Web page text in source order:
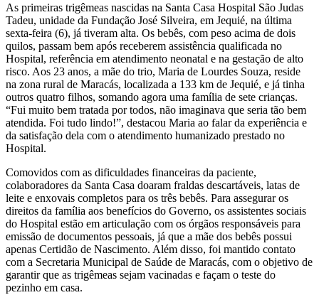
As primeiras trigêmeas nascidas na Santa Casa Hospital São Judas
Tadeu, unidade da Fundação José Silveira, em Jequié, na última
sexta-feira (6), já tiveram alta. Os bebês, com peso acima de dois
quilos, passam bem após receberem assistência qualificada no
Hospital, referência em atendimento neonatal e na gestação de alto
risco. Aos 23 anos, a mãe do trio, Maria de Lourdes Souza, reside
na zona rural de Maracás, localizada a 133 km de Jequié, e já tinha
outros quatro filhos, somando agora uma família de sete crianças.
“Fui muito bem tratada por todos, não imaginava que seria tão bem
atendida. Foi tudo lindo!”, destacou Maria ao falar da experiência e
da satisfação dela com o atendimento humanizado prestado no
Hospital.
Comovidos com as dificuldades financeiras da paciente,
colaboradores da Santa Casa doaram fraldas descartáveis, latas de
leite e enxovais completos para os três bebês. Para assegurar os
direitos da família aos benefícios do Governo, os assistentes sociais
do Hospital estão em articulação com os órgãos responsáveis para
emissão de documentos pessoais, já que a mãe dos bebês possui
apenas Certidão de Nascimento. Além disso, foi mantido contato
com a Secretaria Municipal de Saúde de Maracás, com o objetivo de
garantir que as trigêmeas sejam vacinadas e façam o teste do
pezinho em casa.